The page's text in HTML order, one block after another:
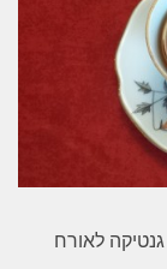
לאורח